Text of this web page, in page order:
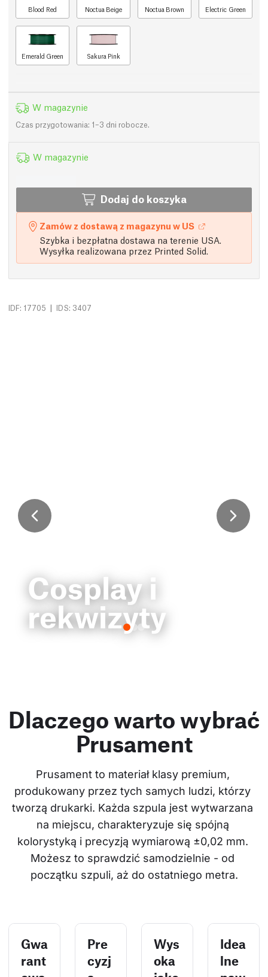
Blood Red Noctua Beige Noctua Brown Electric Green
Emerald Green Sakura Pink
W magazynie
Czas przygotowania: 1–3 dni robocze.
W magazynie
Dodaj do koszyka
Zamów z dostawą z magazynu w US
Szybka i bezpłatna dostawa na terenie USA.
Wysyłka realizowana przez Printed Solid.
IDF: 17705 | IDS: 3407
Cosplay i
rekwizyty
Dlaczego warto wybrać
Prusament
Prusament to materiał klasy premium,
produkowany przez tych samych ludzi, którzy
tworzą drukarki. Każda szpula jest wytwarzana
na miejscu, charakteryzuje się spójną
kolorystyką i precyzją wymiarową ±0,02 mm.
Możesz to sprawdzić samodzielnie - od
początku szpuli, aż do ostatniego metra.
Gwa
rant
Pre
cyzj
Wys
oka
Idea
lne